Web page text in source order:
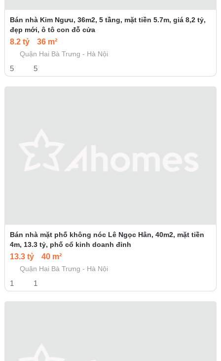
Bán nhà Kim Ngưu, 36m2, 5 tầng, mặt tiền 5.7m, giá 8,2 tỷ,
đẹp mới, ô tô con đỗ cửa
8.2 tỷ 36 m²
Quận Hai Bà Trưng - Hà Nội
5 5
Bán nhà mặt phố không nóc Lê Ngọc Hân, 40m2, mặt tiền
4m, 13.3 tỷ, phố cổ kinh doanh đỉnh
13.3 tỷ 40 m²
Quận Hai Bà Trưng - Hà Nội
1 1